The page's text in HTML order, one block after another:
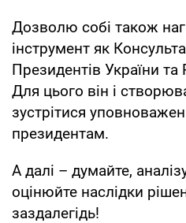
Дозволю собі також
інструмент як
Президентів України
Для цього він і
зустрітися
президентам.
А далі – думайте,
оцінюйте наслідки
заздалегідь!